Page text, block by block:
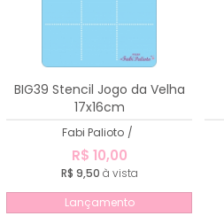
MAIOR PREÇO
A - Z
BIG39 Stencil Jogo da Velha
17x16cm
Fabi Palioto /
R$ 10,00
R$ 9,50 à vista
Lançamento